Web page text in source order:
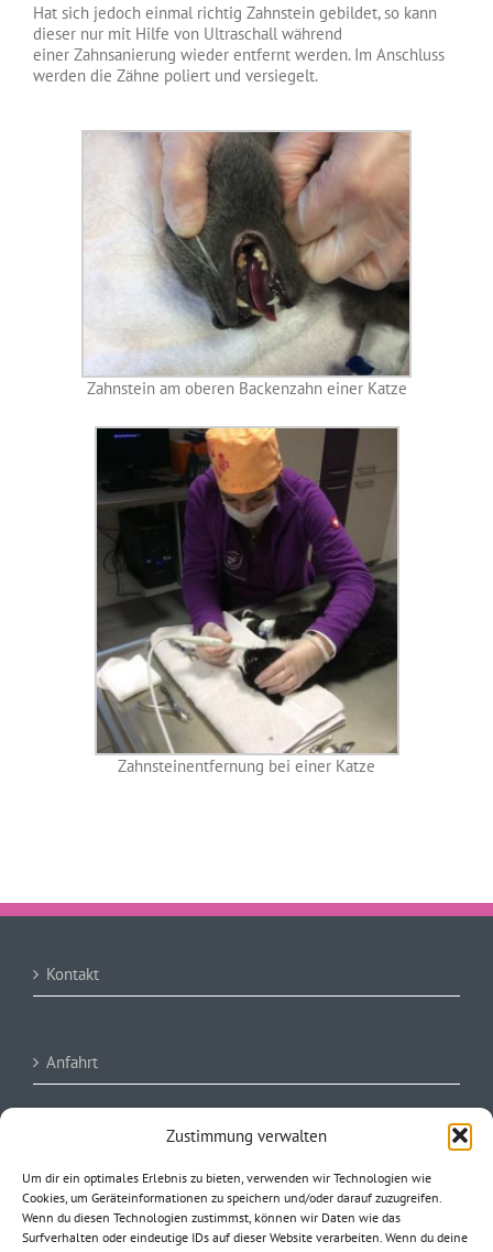
Zustimmung verwalten
Um dir ein optimales Erlebnis zu bieten, verwenden wir Technologien wie
Cookies, um Geräteinformationen zu speichern und/oder darauf zuzugreifen.
Wenn du diesen Technologien zustimmst, können wir Daten wie das
Surfverhalten oder eindeutige IDs auf dieser Website verarbeiten. Wenn du deine
Hat sich jedoch einmal richtig Zahnstein gebildet, so kann
dieser nur mit Hilfe von Ultraschall während
einer Zahnsanierung wieder entfernt werden. Im Anschluss
werden die Zähne poliert und versiegelt.
Zahnstein am oberen Backenzahn einer Katze
Zahnsteinentfernung bei einer Katze
Kontakt
Anfahrt
AGB/ Datenschutzerklärung